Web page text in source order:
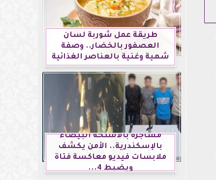
طريقة عمل شوربة لسان
العصفور بالخضار.. وصفة
شهية وغنية بالعناصر الغذائية
مشاجرة بالأسلحة البيضاء
بالإسكندرية.. الأمن يكشف
ملابسات فيديو معاكسة فتاة
ويضبط 4...